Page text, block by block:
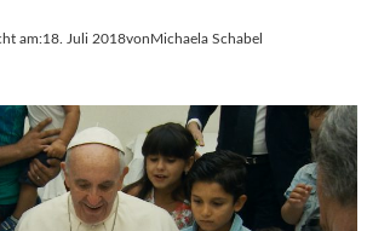
am:18. Juli 2018von Michaela Schabel